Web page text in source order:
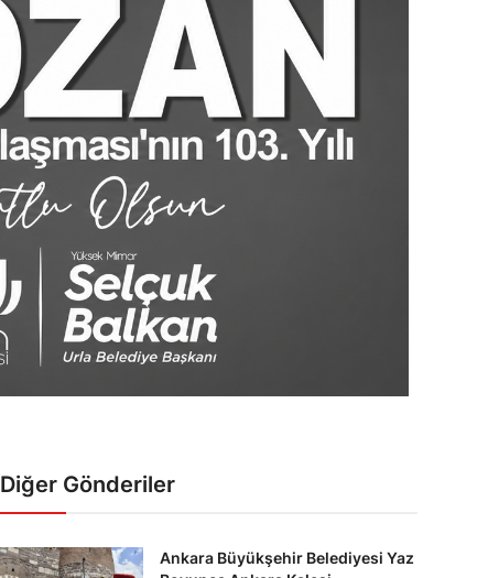
Diğer Gönderiler
Ankara Büyükşehir Belediyesi Yaz